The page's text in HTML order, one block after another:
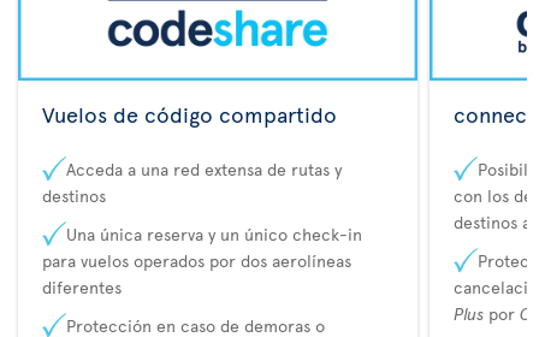
Vuelos de código compartido
Acceda a una red extensa de rutas y
destinos
Una única reserva y un único check-in
para vuelos operados por dos aerolíneas
diferentes
Protección en caso de demoras o
con los de
destinos
Plus por